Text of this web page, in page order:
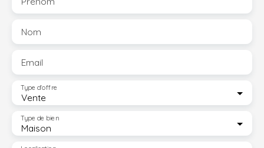
Nom
Email
Vente
Type d'offre
Maison
Type de bien